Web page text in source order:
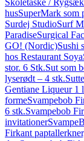
Skoletaske / Rygsæk
husSuperMark som
Surdej StudioSurf
ParadiseSurgical
GO! (Nordic)Sushi
hos Restaurant Soya
stor. 6 Stk.Sut som
lyserødt – 4 stk.
Gentiane Liqueur 1
formeSvampebob
6 stk.Svampebob
invitationer
Firkant